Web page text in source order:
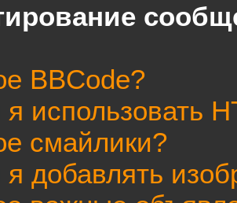
BBCode?
использовать
смайлики?
добавлять